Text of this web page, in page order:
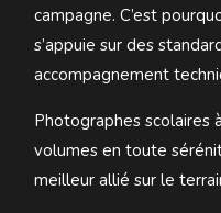
campagne. C’est
s’appuie sur des
accompagnement
Photographes scolaires
volumes en toute
meilleur allié sur le